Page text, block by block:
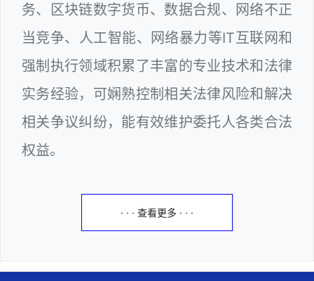
务、区块链数字货币、数据合规、网络不正
当竞争、人工智能、网络暴力等IT互联网和
强制执行领域积累了丰富的专业技术和法律
实务经验，可娴熟控制相关法律风险和解决
相关争议纠纷，能有效维护委托人各类合法
权益。
· · · 查看更多 · · ·